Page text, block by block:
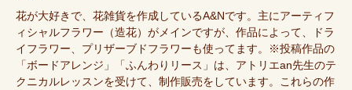
花が大好きで、花雑貨を作成しているA&Nです。主にアーティフ
ィシャルフラワー（造花）がメインですが、作品によって、ドラ
イフラワー、プリザーブドフラワーも使ってます。※投稿作品の
「ボードアレンジ」「ふんわりリース」は、アトリエan先生のテ
クニカルレッスンを受けて、制作販売をしています。これらの作